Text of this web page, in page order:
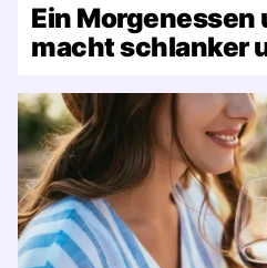
Ein Morgenessen
macht schlanker